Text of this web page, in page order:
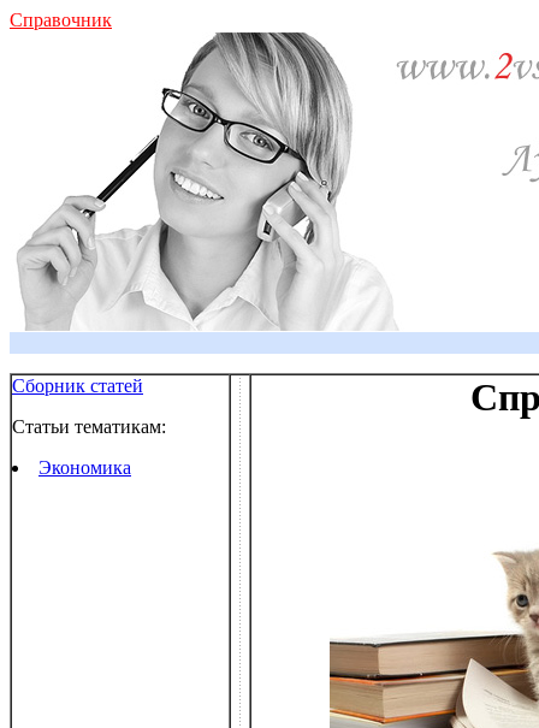
Справочник
Сборник статей
Статьи тематикам:
Экономика